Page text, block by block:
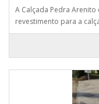
A Calçada Pedra
revestimento para a